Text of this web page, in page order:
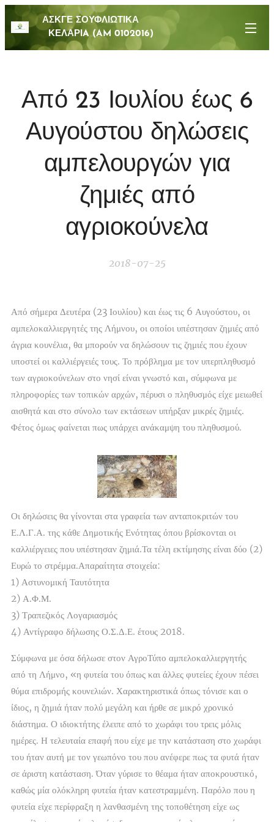
ΑΣΚΓΕ ΣΟΥΦΛΙΩΤΙΚΑ
ΚΕΛΑΡΙA (AM 0102016)
Από 23 Ιουλίου έως 6
Αυγούστου δηλώσεις
αμπελουργών για
ζημιές από
αγριοκούνελα
2018-07-25
Από σήμερα Δευτέρα (23 Ιουλίου) και έως τις 6 Αυγούστου, οι
αμπελοκαλλιεργητές της Λήμνου, οι οποίοι υπέστησαν ζημιές από
άγρια κουνέλια, θα μπορούν να δηλώσουν τις ζημιές που έχουν
υποστεί οι καλλιέργειές τους. Το πρόβλημα με τον υπερπληθυσμό
των αγριοκούνελων στο νησί είναι γνωστό και, σύμφωνα με
πληροφορίες των τοπικών αρχών, πέρυσι ο πληθυσμός είχε μειωθεί
αισθητά και στο σύνολο των εκτάσεων υπήρξαν μικρές ζημιές.
Φέτος όμως φαίνεται πως υπάρχει ανάκαμψη του πληθυσμού.
Οι δηλώσεις θα γίνονται στα γραφεία των ανταποκριτών του
Ε.Λ.Γ.Α. της κάθε Δημοτικής Ενότητας όπου βρίσκονται οι
καλλιέργειες που υπέστησαν ζημιά.Τα τέλη εκτίμησης είναι δύο (2)
Ευρώ το στρέμμα.Απαραίτητα στοιχεία:
1) Αστυνομική Ταυτότητα
2) Α.Φ.Μ.
3) Τραπεζικός Λογαριασμός
4) Αντίγραφο δήλωσης Ο.Σ.Δ.Ε. έτους 2018.
Σύμφωνα με όσα δήλωσε στον ΑγροΤύπο αμπελοκαλλιεργητής
από τη Λήμνο, «η φυτεία του όπως και άλλες φυτείες έχουν πέσει
θύμα επιδρομής κουνελιών. Χαρακτηριστικά όπως τόνισε και ο
ίδιος, η ζημιά ήταν πολύ μεγάλη και ήρθε σε μικρό χρονικό
διάστημα. Ο ιδιοκτήτης έλειπε από το χωράφι του τρεις μόλις
ημέρες. Η τελευταία επαφή που είχε με την κατάσταση στο χωράφι
του ήταν αυτή με τον γεωπόνο του που ανέφερε πως τα φυτά ήταν
σε άριστη κατάσταση. Όταν γύρισε το θέαμα ήταν αποκρουστικό,
καθώς μία ολόκληρη φυτεία ήταν κατεστραμμένη. Παρόλο που η
φυτεία είχε περίφραξη η λανθασμένη της τοποθέτηση είχε ως